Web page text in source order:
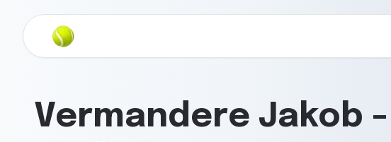
Vermandere Jakob -